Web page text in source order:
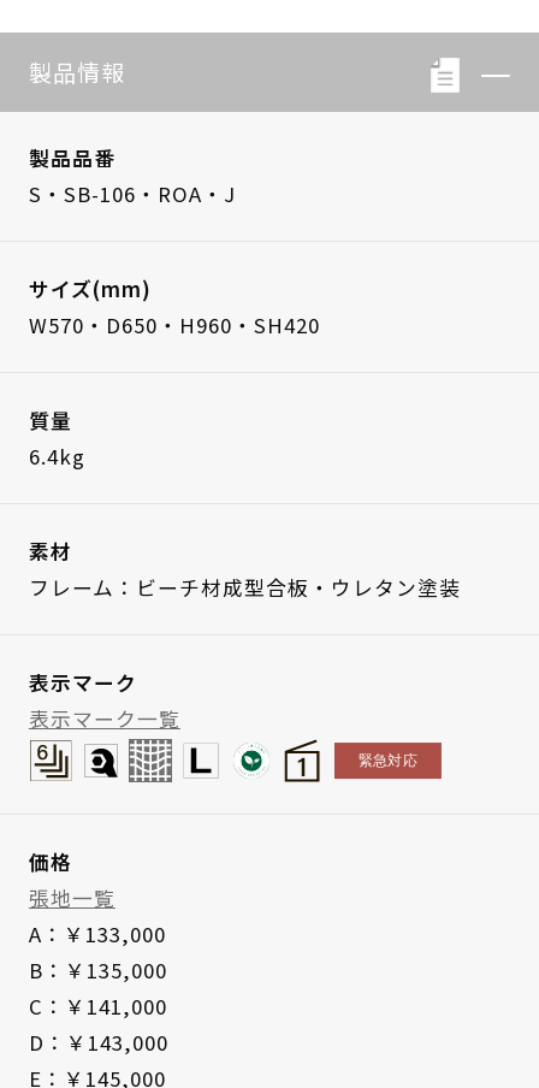
製品情報
製品品番
S・SB-106・ROA・J
サイズ(mm)
W570・D650・H960・SH420
質量
6.4kg
素材
フレーム：ビーチ材成型合板・ウレタン塗装
表示マーク
表示マーク一覧
価格
張地一覧
A：￥133,000
B：￥135,000
C：￥141,000
D：￥143,000
E：￥145,000